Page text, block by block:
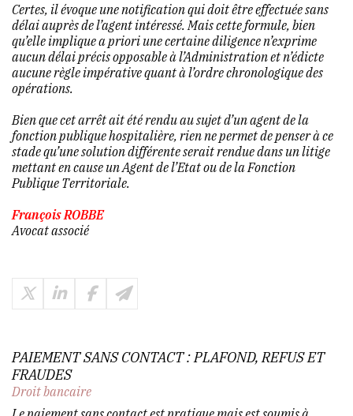
Certes, il évoque une notification qui doit être effectuée sans
délai auprès de l’agent intéressé. Mais cette formule, bien
qu’elle implique a priori une certaine diligence n’exprime
aucun délai précis opposable à l’Administration et n’édicte
aucune règle impérative quant à l’ordre chronologique des
opérations.
Bien que cet arrêt ait été rendu au sujet d’un agent de la
fonction publique hospitalière, rien ne permet de penser à ce
stade qu’une solution différente serait rendue dans un litige
mettant en cause un Agent de l’Etat ou de la Fonction
Publique Territoriale.
François ROBBE
Avocat associé
PAIEMENT SANS CONTACT : PLAFOND, REFUS ET
FRAUDES
Droit bancaire